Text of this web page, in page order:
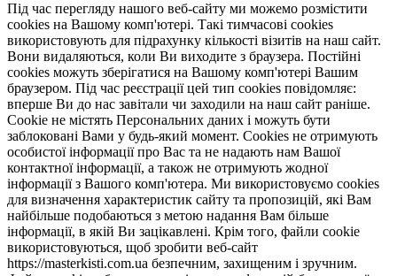
Під час перегляду нашого веб-сайту ми можемо розмістити
cookies на Вашому комп'ютері. Такі тимчасові cookies
використовують для підрахунку кількості візитів на наш сайт.
Вони видаляються, коли Ви виходите з браузера. Постійні
cookies можуть зберігатися на Вашому комп'ютері Вашим
браузером. Під час реєстрації цей тип cookies повідомляє:
вперше Ви до нас завітали чи заходили на наш сайт раніше.
Cookie не містять Персональних даних і можуть бути
заблоковані Вами у будь-який момент. Сookies не отримують
особистої інформації про Вас та не надають нам Вашої
контактної інформації, а також не отримують жодної
інформації з Вашого комп'ютера. Ми використовуємо cookies
для визначення характеристик сайту та пропозицій, які Вам
найбільше подобаються з метою надання Вам більше
інформації, в якій Ви зацікавлені. Крім того, файли cookie
використовуються, щоб зробити веб-сайт
https://masterkisti.com.ua безпечним, захищеним і зручним.